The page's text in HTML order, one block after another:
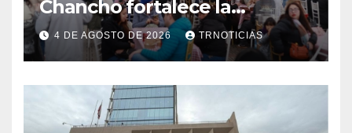
Chancho fortalece la
economía local con positivo
impacto en la hotelería y el
emprendimiento
4 DE AGOSTO DE 2026 TRNOTICIAS